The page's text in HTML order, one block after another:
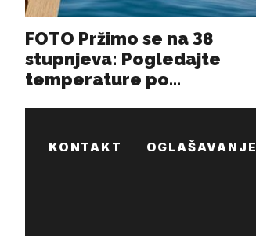
KONTAKT OGLAŠAVANJE